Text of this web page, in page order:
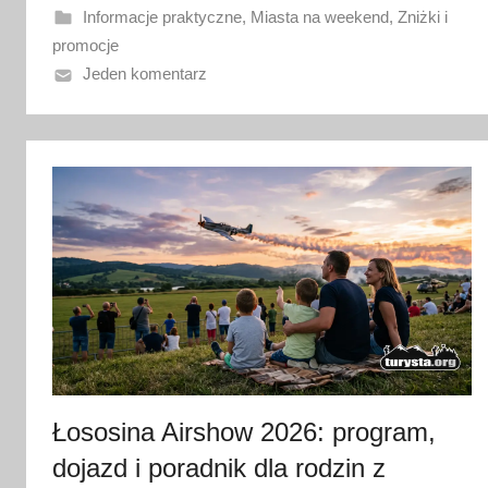
a
n
o
p
c
a
2
0
2
6
Informacje praktyczne, Miasta na weekend, Zniżki i
promocje
Jeden komentarz
Łososina Airshow 2026: program,
dojazd i poradnik dla rodzin z